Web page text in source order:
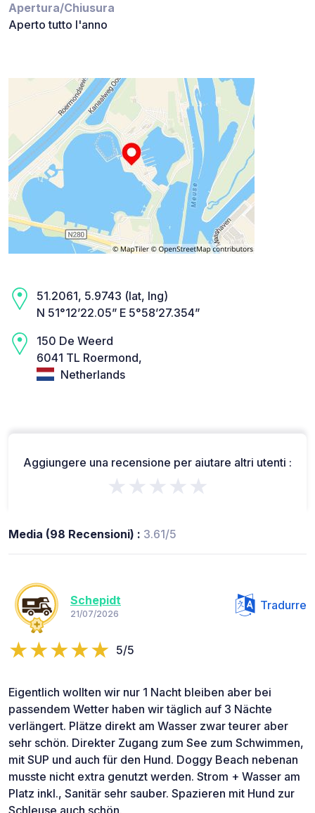
Apertura/Chiusura
Aperto tutto l'anno
51.2061, 5.9743 (lat, lng)
N 51°12’22.05” E 5°58’27.354”
150 De Weerd
6041 TL Roermond,
Netherlands
Aggiungere una recensione per aiutare altri utenti :
★★★★★
Media (98 Recensioni) : 3.61/5
Schepidt
21/07/2026
Tradurre
5/5
Eigentlich wollten wir nur 1 Nacht bleiben aber bei
passendem Wetter haben wir täglich auf 3 Nächte
verlängert. Plätze direkt am Wasser zwar teurer aber
sehr schön. Direkter Zugang zum See zum Schwimmen,
mit SUP und auch für den Hund. Doggy Beach nebenan
musste nicht extra genutzt werden. Strom + Wasser am
Platz inkl., Sanitär sehr sauber. Spazieren mit Hund zur